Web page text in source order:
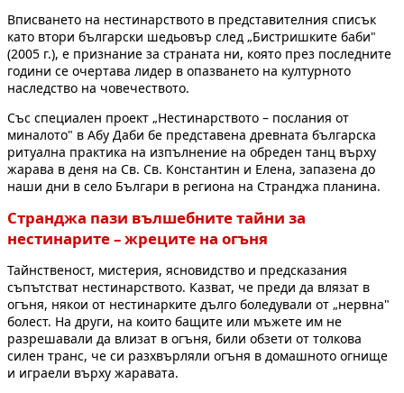
Вписването на нестинарството в представителния списък
като втори български шедьовър след „Бистришките баби"
(2005 г.), е признание за страната ни, която през последните
години се очертава лидер в опазването на културното
наследство на човечеството.
Със специален проект „Нестинарството – послания от
миналото" в Абу Даби бе представена древната българска
ритуална практика на изпълнение на обреден танц върху
жарава в деня на Св. Св. Константин и Елена, запазена до
наши дни в село Българи в региона на Странджа планина.
Странджа пази вълшебните тайни за
нестинарите – жреците на огъня
Тайнственост, мистерия, ясновидство и предсказания
съпътстват нестинарството. Казват, че преди да влязат в
огъня, някои от нестинарките дълго боледували от „нервна"
болест. На други, на които бащите или мъжете им не
разрешавали да влизат в огъня, били обзети от толкова
силен транс, че си разхвърляли огъня в домашното огнище
и играели върху жаравата.